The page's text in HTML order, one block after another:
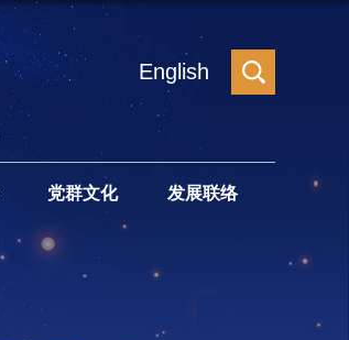
English
党群文化 发展联络